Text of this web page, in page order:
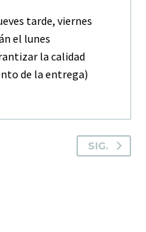
tarde, viernes
el lunes
la calidad
de la entrega)
SIG.